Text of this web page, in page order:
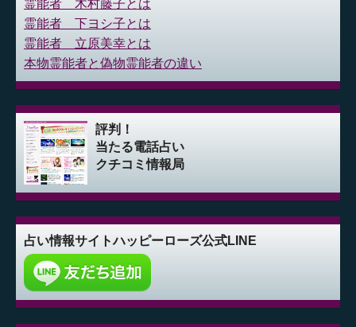
霊能者 木村藤子とは
霊能者 下ヨシ子とは
霊能者 立原美幸とは
本物霊能者と偽物霊能者の違い
評判！
当たる電話占い
クチコミ情報局
占い情報サイトハッピーローズ公式LINE